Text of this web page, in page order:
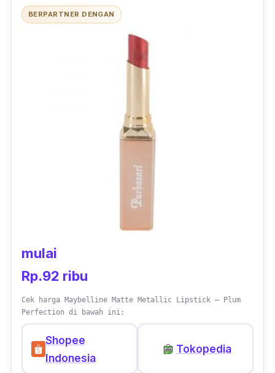
BERPARTNER DENGAN
mulai
Rp.92 ribu
Cek harga Maybelline Matte Metallic Lipstick – Plum
Perfection di bawah ini:
Shopee
Indonesia
Tokopedia